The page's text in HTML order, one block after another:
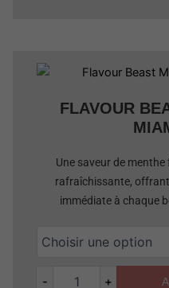
FLAVOUR
Une saveur de
rafraîchissante,
immédiate à chaque
- +